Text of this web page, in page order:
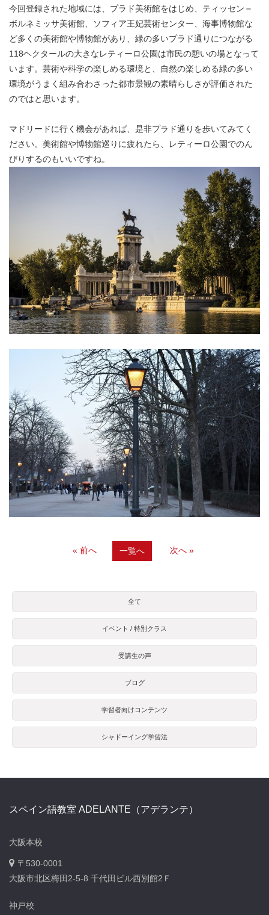
今回登録された地域には、プラド美術館をはじめ、ティッセン＝
ボルネミッサ美術館、ソフィア王妃芸術センター、海事博物館な
ど多くの美術館や博物館があり、緑の多いプラド通りにつながる
118ヘクタールの大きなレティーロ公園は市民の憩いの場となって
います。芸術や科学の楽しめる環境と、自然の楽しめる緑の多い
環境がうまく組み合わさった都市景観の素晴らしさが評価された
のではと思います。
マドリードに行く機会があれば、是非プラド通りを歩いてみてく
ださい。美術館や博物館巡りに疲れたら、レティーロ公園でのん
びりするのもいいですね。
« 前へ 一覧へ 次へ »
全て
イベント / 特別クラス
受講生の声
ブログ
学習者向けコンテンツ
シャドーイング学習法
スペイン語教室 ADELANTE（アデランテ）
大阪本校
〒530-0001
大阪市北区梅田2-5-8 千代田ビル西別館2Ｆ
神戸校